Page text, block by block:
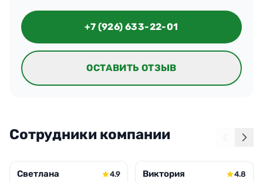
Никаких замечаний, всё чисто.
+7 (926) 633-22-01
ОСТАВИТЬ ОТЗЫВ
Сотрудники компании
Светлана
4.9
Виктория
4.8